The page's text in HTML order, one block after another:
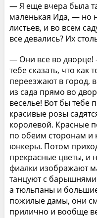
— Я еще вчера была
маленькая Ида, — но
листьев, и во всем
все девались? Их
— Они все во дворце!
тебе сказать, что
переезжают в город,
из сада прямо во
веселье! Вот бы тебе
красивые розы
королевой. Красные
по обеим сторонам и
юнкеры. Потом
прекрасные цветы, и
фиалки изображают
танцуют с
а тюльпаны и
пожилые дамы, они
прилично и вообще